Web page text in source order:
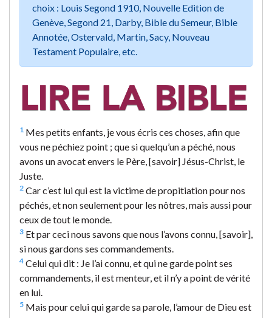
choix : Louis Segond 1910, Nouvelle Edition de
Genève, Segond 21, Darby, Bible du Semeur, Bible
Annotée, Ostervald, Martin, Sacy, Nouveau
Testament Populaire, etc.
1 Mes petits enfants, je vous écris ces choses, afin que
vous ne péchiez point ; que si quelqu’un a péché, nous
avons un avocat envers le Père, [savoir] Jésus-Christ, le
Juste.
2 Car c’est lui qui est la victime de propitiation pour nos
péchés, et non seulement pour les nôtres, mais aussi pour
ceux de tout le monde.
3 Et par ceci nous savons que nous l’avons connu, [savoir],
si nous gardons ses commandements.
4 Celui qui dit : Je l’ai connu, et qui ne garde point ses
commandements, il est menteur, et il n’y a point de vérité
en lui.
5 Mais pour celui qui garde sa parole, l’amour de Dieu est